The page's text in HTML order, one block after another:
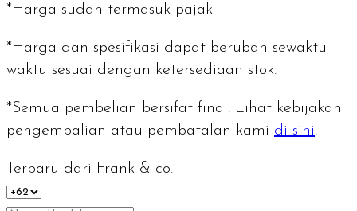
*Harga sudah termasuk pajak
*Harga dan spesifikasi dapat berubah sewaktu-
waktu sesuai dengan ketersediaan stok.
*Semua pembelian bersifat final. Lihat kebijakan
pengembalian atau pembatalan kami di sini.
Terbaru dari Frank & co.